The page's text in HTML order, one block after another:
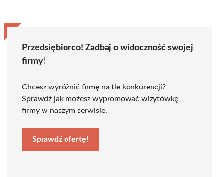
Przedsiębiorco! Zadbaj o widoczność swojej
firmy!
Chcesz wyróżnić firmę na tle konkurencji?
Sprawdź jak możesz wypromować wizytówkę
firmy w naszym serwisie.
Sprawdź ofertę!